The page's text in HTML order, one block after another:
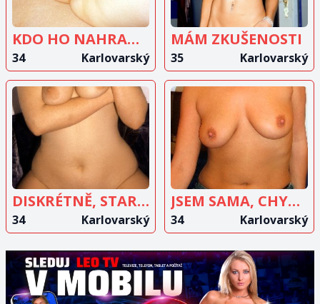
KDO HO NAHRADÍ?
34 Karlovarský
MÁM ZKUŠENOSTI
35 Karlovarský
ZOBRAZIT
INZERÁT
DISKRÉTNĚ, STARŠÍHO MUŽE
34 Karlovarský
ZOBRAZIT
INZERÁT
JSEM SAMA, CHYBÍ MI TO
34 Karlovarský